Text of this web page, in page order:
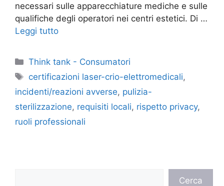
necessari sulle apparecchiature mediche e sulle
qualifiche degli operatori nei centri estetici. Di …
Leggi tutto
Categorie
Think tank - Consumatori
Tag
certificazioni laser-crio-elettromedicali,
incidenti/reazioni avverse, pulizia-
sterilizzazione, requisiti locali, rispetto privacy,
ruoli professionali
Cerca